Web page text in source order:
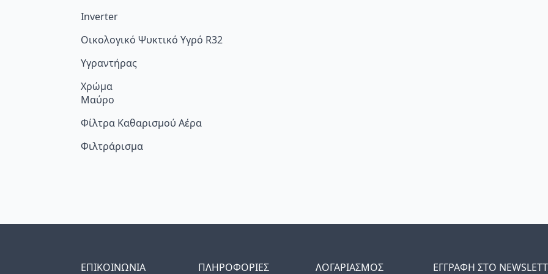
Inverter
Οικολογικό Ψυκτικό Υγρό R32
Υγραντήρας
Χρώμα
Μαύρο
Φίλτρα Καθαρισμού Αέρα
Φιλτράρισμα
ΕΠΙΚΟΙΝΩΝΙΑ ΠΛΗΡΟΦΟΡΙΕΣ ΛΟΓΑΡΙΑΣΜΟΣ ΕΓΓΡΑΦΗ ΣΤΟ